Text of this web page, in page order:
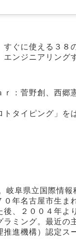
ぐに使える３
ンジニアリング
：菅野創、西郷
タイピング」を
岐阜県立国際情
０年名古屋市生
、２００４年
ミング。最近の
進機構）認定ス